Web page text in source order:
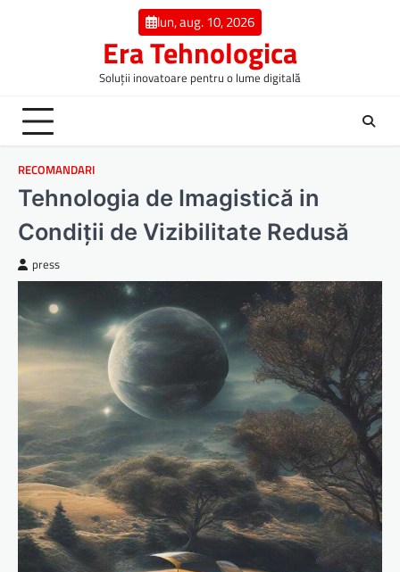
lun, aug. 10, 2026
Era Tehnologica
Soluții inovatoare pentru o lume digitală
RECOMANDARI
Tehnologia de Imagistică in
Condiții de Vizibilitate Redusă
press